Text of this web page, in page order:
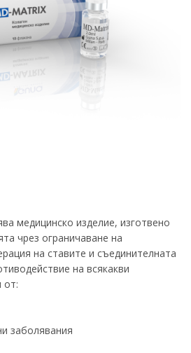
медицинско изделие, изготвено
чрез ограничаване на
на ставите и съединителната
на всякакви
от:
заболявания